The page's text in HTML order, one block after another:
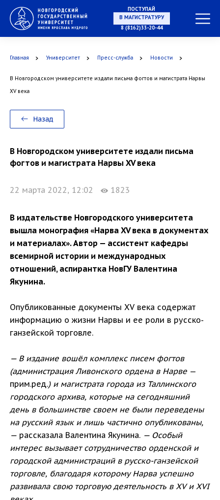
ПОСТУПАЙ
В МАГИСТРАТУРУ
8 (8162)33-20-44
Главная Университет Пресс-служба Новости
В Новгородском университете издали письма фогтов и магистрата Нарвы
XV века
Назад
В Новгородском университете издали письма
фогтов и магистрата Нарвы XV века
22 марта 2022, 12:02 1823
В издательстве Новгородского университета
вышла монография «Нарва XV века в документах
и материалах». Автор — ассистент кафедры
всемирной истории и международных
отношений, аспирантка НовГУ Валентина
Якунина.
Опубликованные документы XV века содержат
информацию о жизни Нарвы и ее роли в русско-
ганзейской торговле.
— В издание вошёл комплекс писем фогтов
(администрация Ливонского ордена в Нарве —
прим.ред.) и магистрата города из Таллинского
городского архива, которые на сегодняшний
день в большинстве своем не были переведены
на русский язык и лишь частично опубликованы,
— рассказала Валентина Якунина. — Особый
интерес вызывает сотрудничество орденской и
городской администраций в русско-ганзейской
торговле, благодаря которому Нарва успешно
развивала свою торговую деятельность в XV и XVI